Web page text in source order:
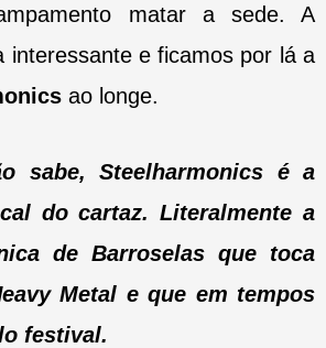
matar a sede. A
interessante e ficamos por lá a
ao longe.
sabe, Steelharmonics é a
do cartaz. Literalmente a
de Barroselas que toca
Metal e que em tempos
festival.